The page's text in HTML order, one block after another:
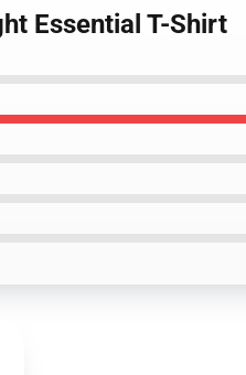
Essential T-Shirt